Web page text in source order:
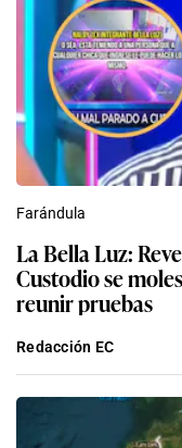
Farándula
La Bella Luz:
Custodio se
reunir pruebas
Redacción EC